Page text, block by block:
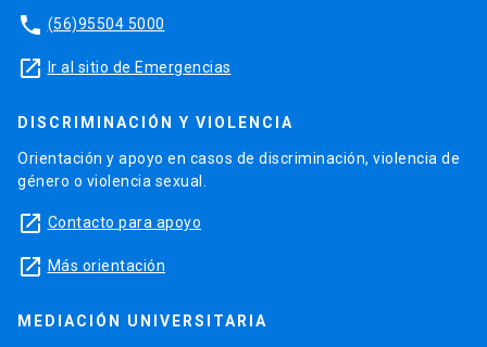
phone (56)95504 5000
launch Ir al sitio de Emergencias
DISCRIMINACIÓN Y VIOLENCIA
Orientación y apoyo en casos de discriminación, violencia de
género o violencia sexual.
launch Contacto para apoyo
launch Más orientación
MEDIACIÓN UNIVERSITARIA